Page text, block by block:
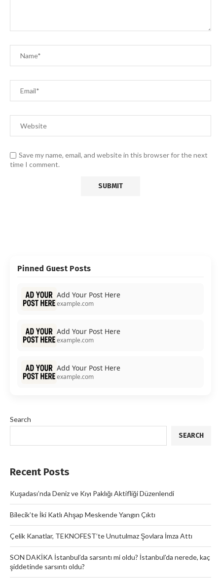
Save my name, email, and website in this browser for the next
time I comment.
Pinned Guest Posts
Add Your Post Here
example.com
Add Your Post Here
example.com
Add Your Post Here
example.com
Search
SEARCH
Recent Posts
Kuşadası’nda Deniz ve Kıyı Paklığı Aktifliği Düzenlendi
Bilecik’te İki Katlı Ahşap Meskende Yangın Çıktı
Çelik Kanatlar, TEKNOFEST’te Unutulmaz Şovlara İmza Attı
SON DAKİKA İstanbul’da sarsıntı mi oldu? İstanbul’da nerede, kaç
şiddetinde sarsıntı oldu?